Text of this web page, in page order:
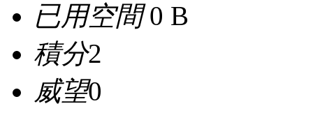
已用空間0 B
積分2
威望0